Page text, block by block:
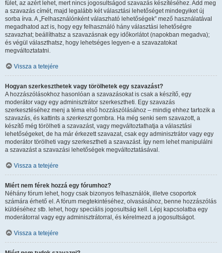
fület, az azért lehet, mert nincs jogosultságod szavazás készítéséhez. Add meg
a szavazás címét, majd legalább két választási lehetőséget mindegyiket új
sorba írva. A „Felhasználónként válaszható lehetőségek” mező használatával
megadhatod azt is, hogy egy felhasználó hány választási lehetőségre
szavazhat; beállíthatsz a szavazásnak egy időkorlátot (napokban megadva);
és végül választhatsz, hogy lehetséges legyen-e a szavazatokat
megváltoztatatni.
Vissza a tetejére
Hogyan szerkeszthetek vagy törölhetek egy szavazást?
A hozzászólásokhoz hasonlóan a szavazásokat is csak a készítő, egy
moderátor vagy egy adminisztrátor szerkesztheti. Egy szavazás
szerkesztéséhez menj a téma első hozzászólásához – mindig ehhez tartozik a
szavazás, és kattints a szerkesztgombra. Ha még senki sem szavazott, a
készítő még törölheti a szavazást, vagy megváltoztathatja a választási
lehetőségeket, de ha már érkezett szavazat, csak egy adminisztrátor vagy egy
moderátor törölheti vagy szerkesztheti a szavazást. Így nem lehet manipulálni
a szavazást a szavazási lehetőségek megváltoztatásával.
Vissza a tetejére
Miért nem férek hozzá egy fórumhoz?
Néhány fórum lehet, hogy csak bizonyos felhasználók, illetve csoportok
számára érhető el. A fórum megtekintéséhez, olvasásához, benne hozzászólás
küldéséhez stb. lehet, hogy speciális jogosultság kell. Lépj kapcsolatba egy
moderátorral vagy egy adminisztrátorral, és kérelmezd a jogosultságot.
Vissza a tetejére